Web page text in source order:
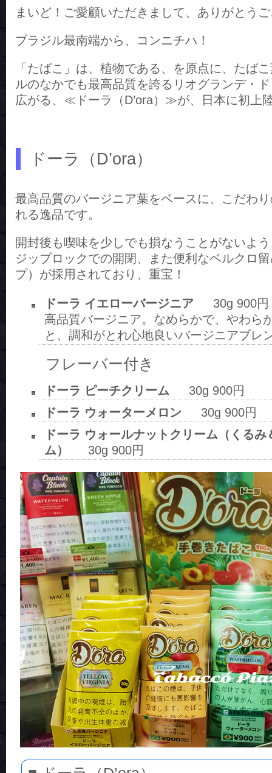
まいど！ご愛顧いただきまして、ありがとう
ブラジル最南端から、コンニチハ！
「たばこ」は、植物である、を原点に、たば
ルのなかでも最高品質を誇るリオグランデ・
広がる、≪ドーラ（D’ora）≫が、日本に初上
ドーラ（D’ora）
最高品質のバージニア葉をベースに、こだわ
れる逸品です。
開封後も喫味を少しでも損なうことがないよ
ジップロックでの開閉、また便利なベルクロ
プ）が採用されており、重宝！
ドーラ イエローバージニア 30g 900円
高品質バージニア。なめらかで、やわら
と、調和がとれ心地良いバージニアブレ
フレーバー付き
ドーラ ピーチクリーム 30g 900円
ドーラ ウォーターメロン 30g 900円
ドーラ ウォールナットクリーム（くるみ
ム）
30g 900円